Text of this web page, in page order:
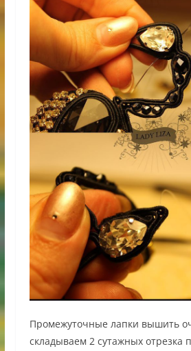
Промежуточные лапки вышить
складываем 2 сутажных отрезка